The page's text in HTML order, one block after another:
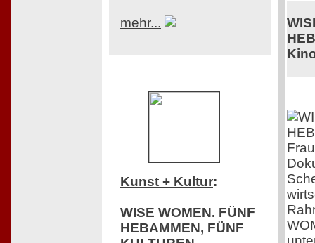
mehr...
Kunst + Kultur:
WISE WOMEN. FÜNF
HEBAMMEN, FÜNF